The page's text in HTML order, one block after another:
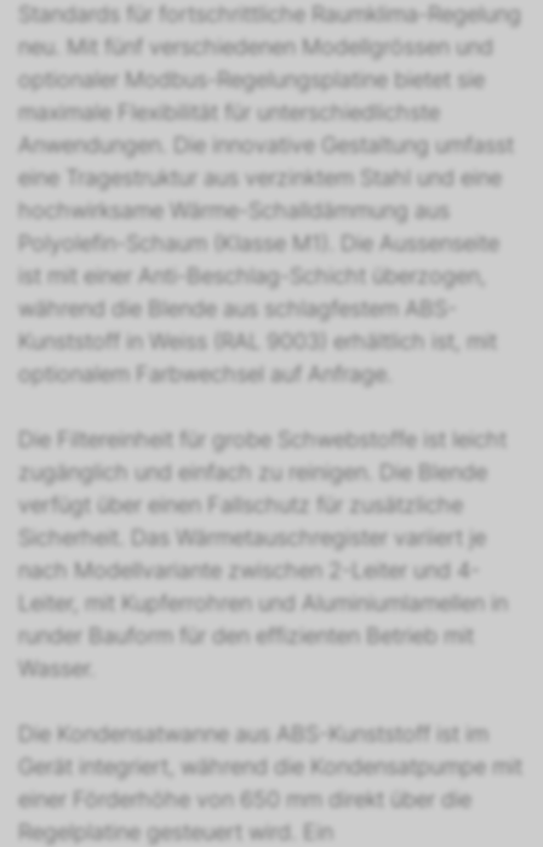
Standards für fortschrittliche Raumklima-Regelung
neu. Mit fünf verschiedenen Modellgrössen und
optionaler Modbus-Regelungsplatine bietet sie
maximale Flexibilität für unterschiedlichste
Anwendungen. Die innovative Gestaltung umfasst
eine Tragestruktur aus verzinktem Stahl und eine
hochwirksame Wärme-Schalldämmung aus
Polyolefin-Schaum (Klasse M1). Die Aussenseite
ist mit einer Anti-Beschlag-Schicht überzogen,
während die Blende aus schlagfestem ABS-
Kunststoff in Weiss (RAL 9003) erhältlich ist, mit
optionalem Farbwechsel auf Anfrage.
Die Filtereinheit für grobe Schwebstoffe ist leicht
zugänglich und einfach zu reinigen. Die Blende
verfügt über einen Fallschutz für zusätzliche
Sicherheit. Das Wärmetauschregister variiert je
nach Modellvariante zwischen 2-Leiter und 4-
Leiter, mit Kupferrohren und Aluminiumlamellen in
runder Bauform für den effizienten Betrieb mit
Wasser.
Die Kondensatwanne aus ABS-Kunststoff ist im
Gerät integriert, während die Kondensatpumpe mit
einer Förderhöhe von 650 mm direkt über die
Regelplatine gesteuert wird. Ein